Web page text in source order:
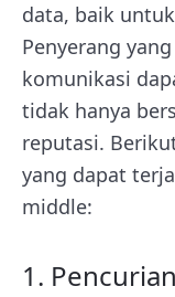
data, baik
Penyerang
komunikasi
tidak hanya
reputasi.
yang dapat
middle:
1.